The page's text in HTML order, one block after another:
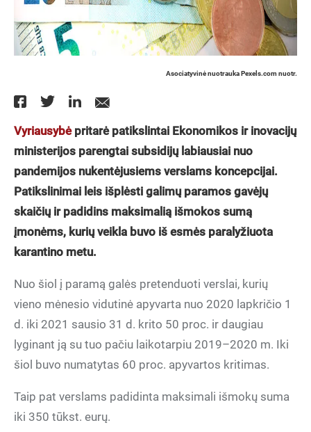
Asociatyvinė nuotrauka Pexels.com nuotr.
Vyriausybėpritarė patikslintai Ekonomikos ir inovacijų
ministerijos parengtai subsidijų labiausiai nuo
pandemijos nukentėjusiems verslams koncepcijai.
Patikslinimai leis išplėsti galimų paramos gavėjų
skaičių ir padidins maksimalią išmokos sumą
įmonėms, kurių veikla buvo iš esmės paralyžiuota
karantino metu.
Nuo šiol į paramą galės pretenduoti verslai, kurių
vieno mėnesio vidutinė apyvarta nuo 2020 lapkričio 1
d. iki 2021 sausio 31 d. krito 50 proc. ir daugiau
lyginant ją su tuo pačiu laikotarpiu 2019–2020 m. Iki
šiol buvo numatytas 60 proc. apyvartos kritimas.
Taip pat verslams padidinta maksimali išmokų suma
iki 350 tūkst. eurų.